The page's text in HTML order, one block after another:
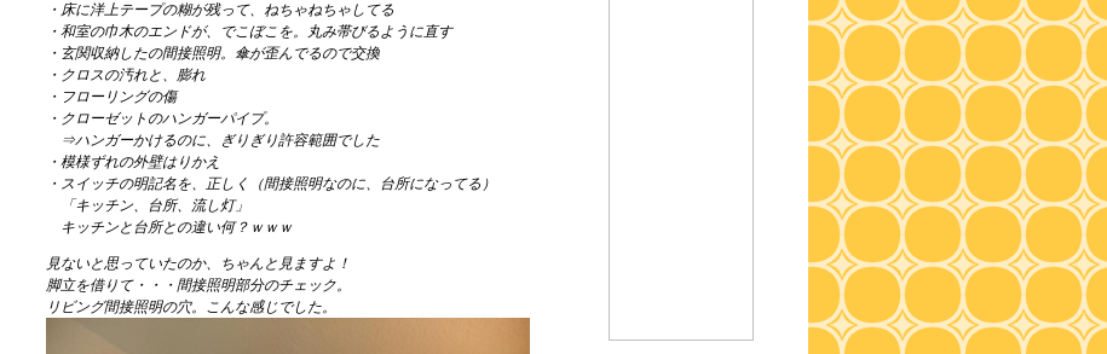
・床に洋上テープの糊が残って、ねちゃねちゃしてる
・和室の巾木のエンドが、でこぼこを。丸み帯びるように直す
・玄関収納したの間接照明。傘が歪んでるので交換
・クロスの汚れと、膨れ
・フローリングの傷
・クローゼットのハンガーパイプ。
⇒ハンガーかけるのに、ぎりぎり許容範囲でした
・模様ずれの外壁はりかえ
・スイッチの明記名を、正しく（間接照明なのに、台所になってる）
「キッチン、台所、流し灯」
キッチンと台所との違い何？ｗｗｗ
見ないと思っていたのか、ちゃんと見ますよ！
脚立を借りて・・・間接照明部分のチェック。
リビング間接照明の穴。こんな感じでした。